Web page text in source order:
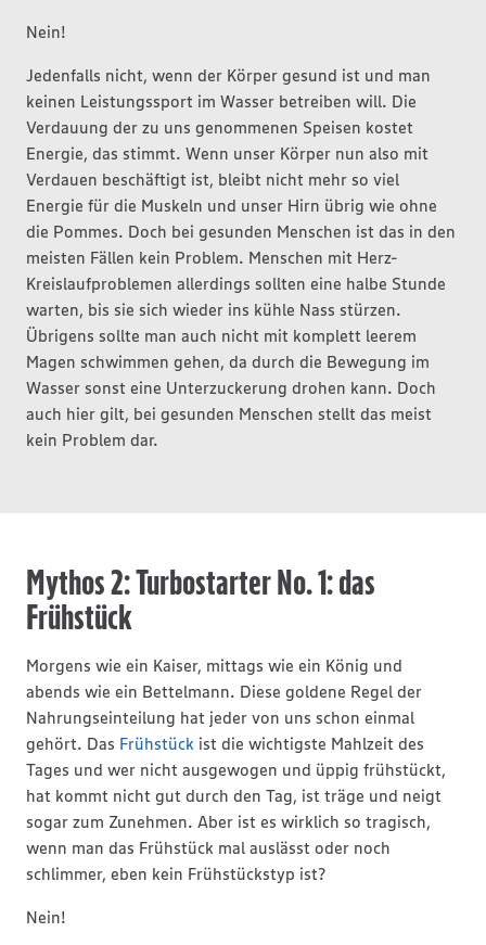
Nein!
Jedenfalls nicht, wenn der Körper gesund ist und man
keinen Leistungssport im Wasser betreiben will. Die
Verdauung der zu uns genommenen Speisen kostet
Energie, das stimmt. Wenn unser Körper nun also mit
Verdauen beschäftigt ist, bleibt nicht mehr so viel
Energie für die Muskeln und unser Hirn übrig wie ohne
die Pommes. Doch bei gesunden Menschen ist das in den
meisten Fällen kein Problem. Menschen mit Herz-
Kreislaufproblemen allerdings sollten eine halbe Stunde
warten, bis sie sich wieder ins kühle Nass stürzen.
Übrigens sollte man auch nicht mit komplett leerem
Magen schwimmen gehen, da durch die Bewegung im
Wasser sonst eine Unterzuckerung drohen kann. Doch
auch hier gilt, bei gesunden Menschen stellt das meist
kein Problem dar.
Mythos 2: Turbostarter No. 1: das
Frühstück
Morgens wie ein Kaiser, mittags wie ein König und
abends wie ein Bettelmann. Diese goldene Regel der
Nahrungseinteilung hat jeder von uns schon einmal
gehört. Das Frühstück ist die wichtigste Mahlzeit des
Tages und wer nicht ausgewogen und üppig frühstückt,
hat kommt nicht gut durch den Tag, ist träge und neigt
sogar zum Zunehmen. Aber ist es wirklich so tragisch,
wenn man das Frühstück mal auslässt oder noch
schlimmer, eben kein Frühstückstyp ist?
Nein!